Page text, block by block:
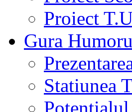
Proiect
Gura
Statiunea